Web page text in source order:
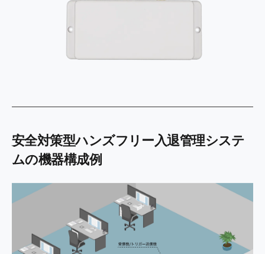
安全対策型ハンズフリー入退管理システ
ムの機器構成例